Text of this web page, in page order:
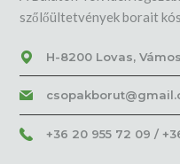
szőlőültetvények borait
H-8200 Lovas,
+36 20 955 72 09 /